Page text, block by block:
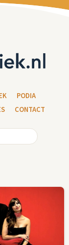
PODIA
CONTACT